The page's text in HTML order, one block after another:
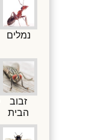
נמלים
זבוב
הבית